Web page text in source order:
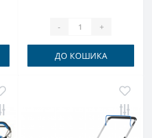
- +
ДО КОШИКА